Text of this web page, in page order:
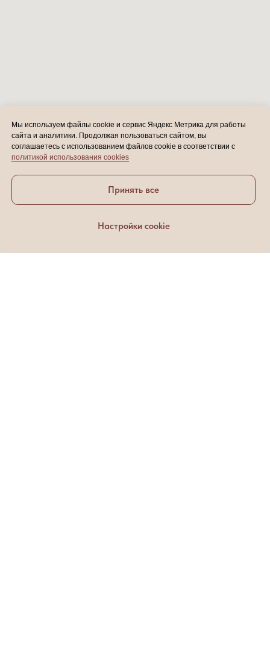
Мы используем файлы cookie и сервис Яндекс Метрика для работы
сайта и аналитики. Продолжая пользоваться сайтом, вы
соглашаетесь с использованием файлов cookie в соответствии с
политикой использования cookies
Принять все
Настройки cookie